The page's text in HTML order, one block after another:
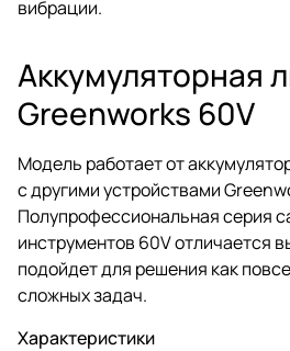
вибрации.
Аккумуляторная
Greenworks 60V
Модель работает от
с другими устройствами
Полупрофессиональная серия
инструментов 60V отличается
подойдет для решения как
сложных задач.
Характеристики